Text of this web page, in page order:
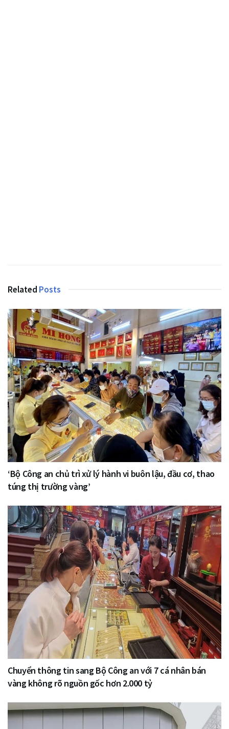
Related Posts
‘Bộ Công an chủ trì xử lý hành vi buôn lậu, đầu cơ, thao
túng thị trường vàng’
Chuyển thông tin sang Bộ Công an với 7 cá nhân bán
vàng không rõ nguồn gốc hơn 2.000 tỷ